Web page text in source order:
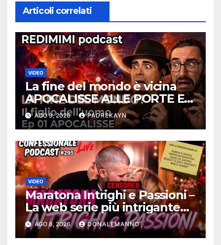
Articoli correlati
VIDEO
La fine del mondo è vicina
APOCALISSE ALLE PORTE Ep
01 – Redimimi Podcast
RELOADED
AGO 9, 2026 PADREKAYN
VIDEO
Maratona Intrighi e Passioni –
La web serie più intrigante
d’Italia |
#ConfessionalePodcast 295
AGO 8, 2026 DONALEMANNO